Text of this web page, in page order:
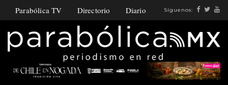
Parabólica TV Directorio Diario Síguenos: